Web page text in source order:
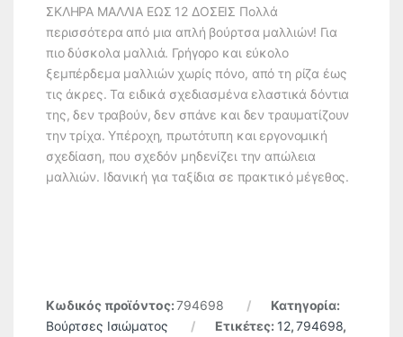
ΣΚΛΗΡΑ ΜΑΛΛΙΑ ΕΩΣ 12 ΔΟΣΕΙΣ Πολλά
περισσότερα από μια απλή βούρτσα μαλλιών! Για
πιο δύσκολα μαλλιά. Γρήγορο και εύκολο
ξεμπέρδεμα μαλλιών χωρίς πόνο, από τη ρίζα έως
τις άκρες. Τα ειδικά σχεδιασμένα ελαστικά δόντια
της, δεν τραβούν, δεν σπάνε και δεν τραυματίζουν
την τρίχα. Υπέροχη, πρωτότυπη και εργονομική
σχεδίαση, που σχεδόν μηδενίζει την απώλεια
μαλλιών. Ιδανική για ταξίδια σε πρακτικό μέγεθος.
Κωδικός προϊόντος:794698
Κατηγορία:
Βούρτσες Ισιώματος
Ετικέτες: 12,794698,